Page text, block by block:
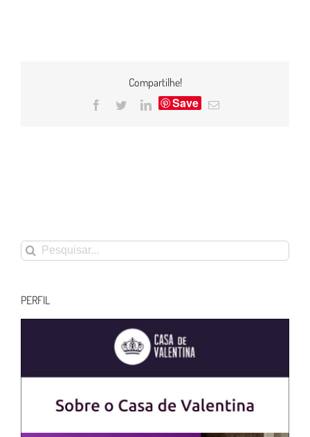
Compartilhe!
Facebook
TwitterLinkedIn
Save
E-
Buscar
resultados
PERFIL